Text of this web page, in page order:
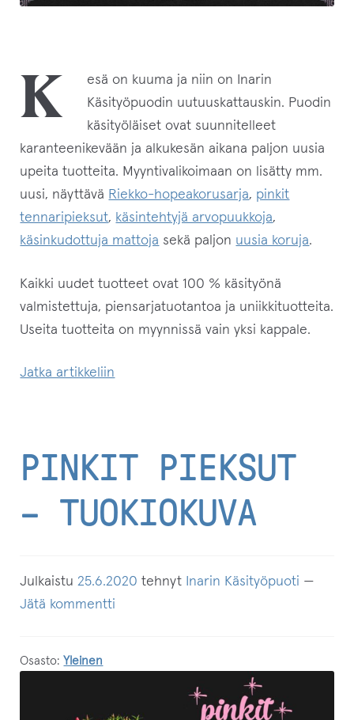
K
esä on kuuma ja niin on Inarin
Käsityöpuodin uutuuskattauskin. Puodin
käsityöläiset ovat suunnitelleet
karanteenikevään ja alkukesän aikana paljon uusia
upeita tuotteita. Myyntivalikoimaan on lisätty mm.
uusi, näyttävä Riekko-hopeakorusarja, pinkit
tennaripieksut, käsintehtyjä arvopuukkoja,
käsinkudottuja mattoja sekä paljon uusia koruja.
Kaikki uudet tuotteet ovat 100 % käsityönä
valmistettuja, piensarjatuotantoa ja uniikkituotteita.
Useita tuotteita on myynnissä vain yksi kappale.
Jatka artikkeliin
PINKIT PIEKSUT
– TUOKIOKUVA
Julkaistu25.6.2020 tehnyt Inarin Käsityöpuoti —
Jätä kommentti
Osasto: Yleinen